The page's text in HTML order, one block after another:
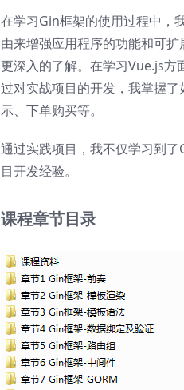
在学习Gin框架的使用过程中，
由来增强应用程序的功能和可
更深入的了解。在学习Vue.js方
过对实战项目的开发，我掌握
示、下单购买等。
通过实践项目，我不仅学习到
目开发经验。
课程章节目录